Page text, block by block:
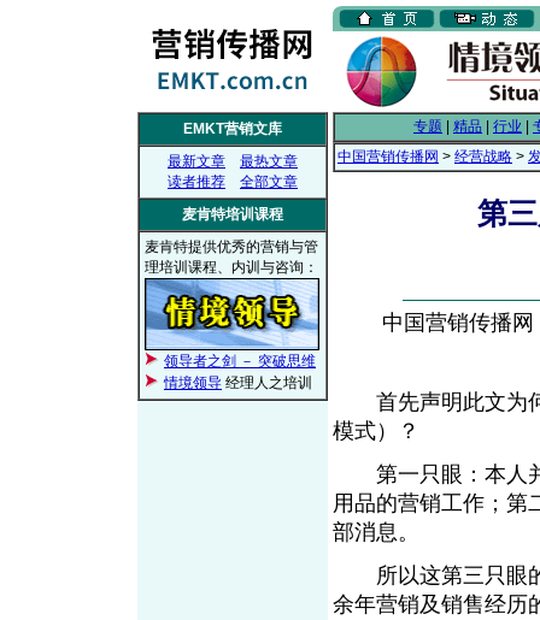
EMKT营销文库
最新文章
最热文章
读者推荐
全部文章
麦肯特培训课程
麦肯特提供优秀的营销与管
理培训课程、内训与咨询：
领导者之剑 － 突破思维
情境领导 经理人之培训
专题 精品 行业
中国营销传播网 > 经营战略 >
第
中国营销传播
首先声明此文为何
模式）？
第一只眼：本人并
用品的营销工作；第
部消息。
所以这第三只眼的
余年营销及销售经历